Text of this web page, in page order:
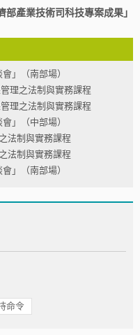
部產業技術司科技專案成果」
」（南部場）
理之法制與實務課程
理之法制與實務課程
」（中部場）
法制與實務課程
法制與實務課程
」（南部場）
命令